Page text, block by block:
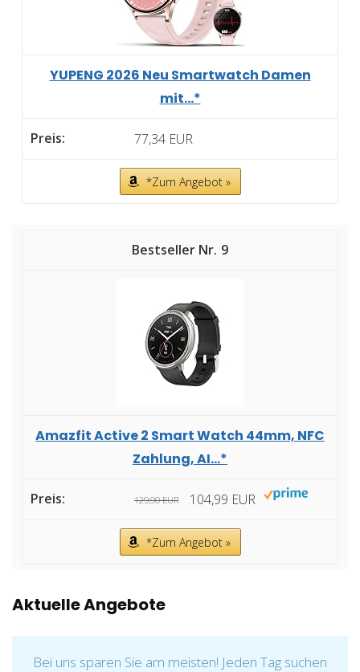
YUPENG 2026 Neu Smartwatch Damen
mit...*
77,34 EUR
*Zum Angebot »
9
Amazfit Active 2 Smart Watch 44mm, NFC
Zahlung, AI...*
129,90 EUR 104,99 EUR
*Zum Angebot »
Aktuelle Angebote
Bei uns sparen Sie am meisten! Jeden Tag suchen